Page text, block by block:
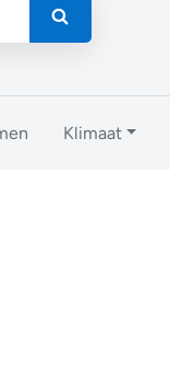
Klimaat